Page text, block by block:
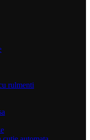
rulmenti